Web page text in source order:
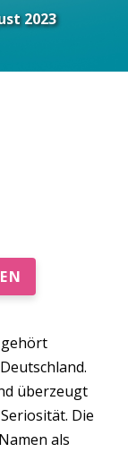
2023
überzeugt
Die
als